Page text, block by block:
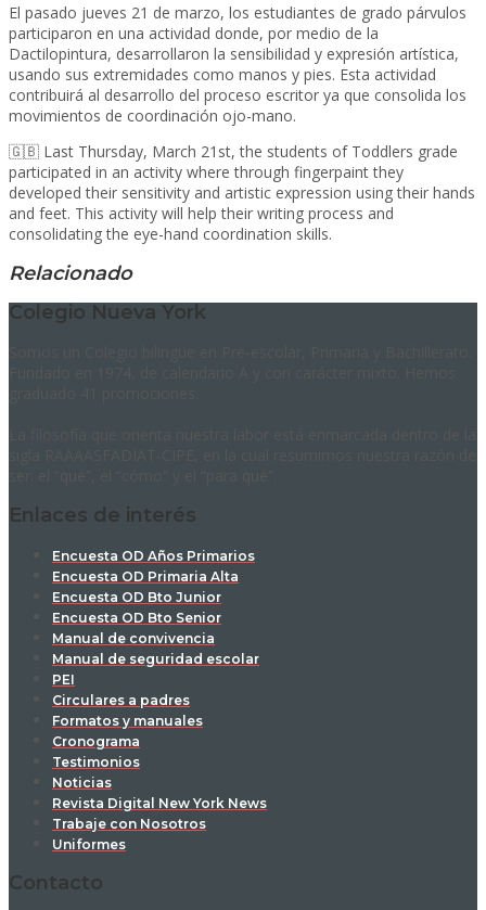
El pasado jueves 21 de marzo, los estudiantes de grado párvulos
participaron en una actividad donde, por medio de la
Dactilopintura, desarrollaron la sensibilidad y expresión artística,
usando sus extremidades como manos y pies. Esta actividad
contribuirá al desarrollo del proceso escritor ya que consolida los
movimientos de coordinación ojo-mano.
🇬🇧 Last Thursday, March 21st, the students of Toddlers grade
participated in an activity where through fingerpaint they
developed their sensitivity and artistic expression using their hands
and feet. This activity will help their writing process and
consolidating the eye-hand coordination skills.
Relacionado
Colegio Nueva York
Enlaces de interés
Encuesta OD Años Primarios
Encuesta OD Primaria Alta
Encuesta OD Bto Junior
Encuesta OD Bto Senior
Manual de convivencia
Manual de seguridad escolar
PEI
Circulares a padres
Formatos y manuales
Cronograma
Testimonios
Noticias
Revista Digital New York News
Trabaje con Nosotros
Uniformes
Contacto